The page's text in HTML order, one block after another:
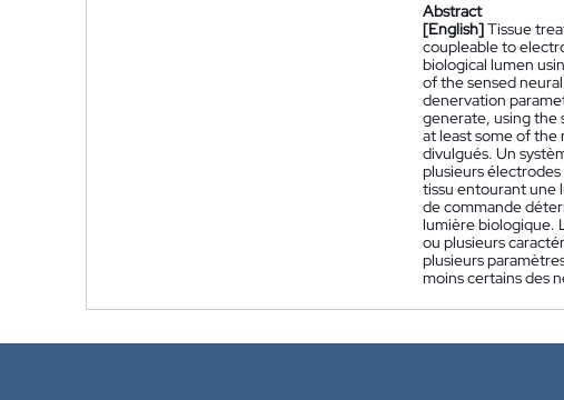
Abstract
[English]Tissue
coupleable to
biological lumen
of the sensed
denervation
generate, using the
at least some of the
divulgués. Un
plusieurs
tissu entourant une
de commande
lumière biologique.
ou plusieurs
plusieurs
moins certains des